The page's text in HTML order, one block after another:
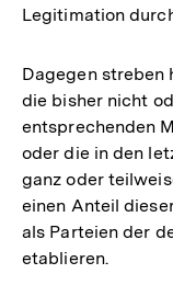
Legitimation
Dagegen streben
die bisher nicht
entsprechenden
oder die in den
ganz oder
einen Anteil
als Parteien der
etablieren.